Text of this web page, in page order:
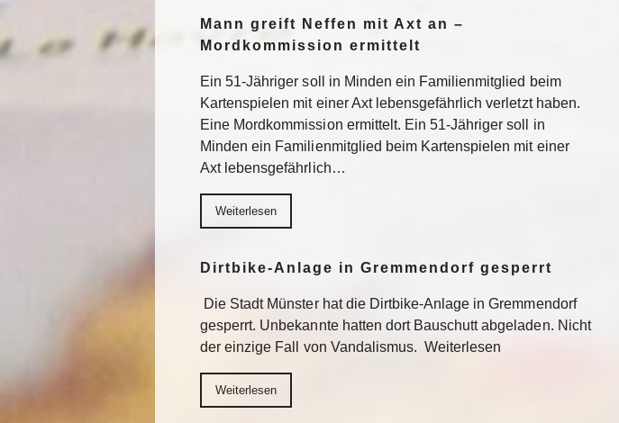
Mann greift Neffen mit Axt an –
Mordkommission ermittelt
Ein 51-Jähriger soll in Minden ein Familienmitglied beim
Kartenspielen mit einer Axt lebensgefährlich verletzt haben.
Eine Mordkommission ermittelt. Ein 51-Jähriger soll in
Minden ein Familienmitglied beim Kartenspielen mit einer
Axt lebensgefährlich…
Weiterlesen
Dirtbike-Anlage in Gremmendorf gesperrt
Die Stadt Münster hat die Dirtbike-Anlage in Gremmendorf
gesperrt. Unbekannte hatten dort Bauschutt abgeladen. Nicht
der einzige Fall von Vandalismus. Weiterlesen
Weiterlesen